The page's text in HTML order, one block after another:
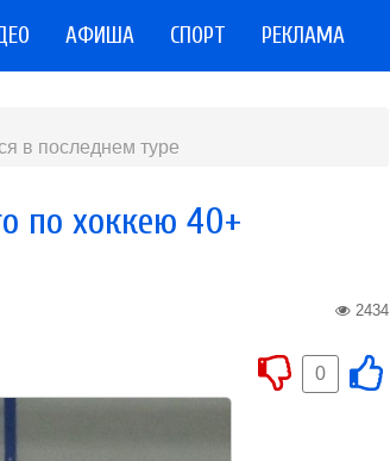
АФИША СПОРТ РЕКЛАМА
в последнем туре
по хоккею 40+
2434
0